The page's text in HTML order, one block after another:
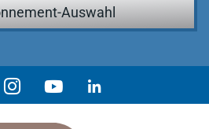
Auswahl